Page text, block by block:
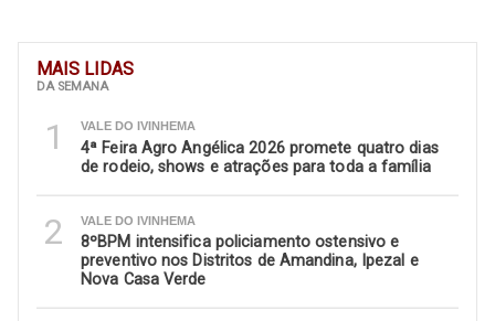
MAIS LIDAS
DA SEMANA
1 VALE DO IVINHEMA
4ª Feira Agro Angélica 2026 promete quatro dias
de rodeio, shows e atrações para toda a família
2 VALE DO IVINHEMA
8ºBPM intensifica policiamento ostensivo e
preventivo nos Distritos de Amandina, Ipezal e
Nova Casa Verde